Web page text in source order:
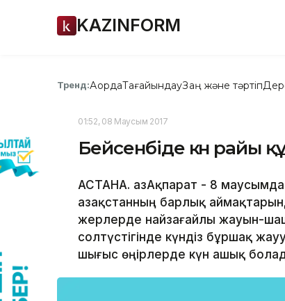
KAZINFORM
Тренд:АқордаТағайындауЗаң және тәртіп
01:52, 08 Маусым 2017
Бейсенбіде күн райы
АСТАНА. ҚазАқпарат - 8
Қазақстанның барлық
жерлерде найзағайлы жауын-
солтүстігінде күндіз бұршақ
шығыс өңірлерде күн ашық